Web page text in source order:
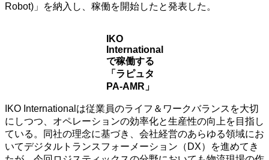
Robot)」を納入し、稼働を開始したと発表した。
IKO
International
で稼働する
「ラピュタ
PA-AMR」
IKO Internationalは従業員のライフ＆ワークバランスを大切
にしつつ、オペレーションの効率化と生産性の向上を目指し
ている。同社の理念に基づき、会社経営のあらゆる領域にお
いてデジタルトランスフォーメーション（DX）を進めてき